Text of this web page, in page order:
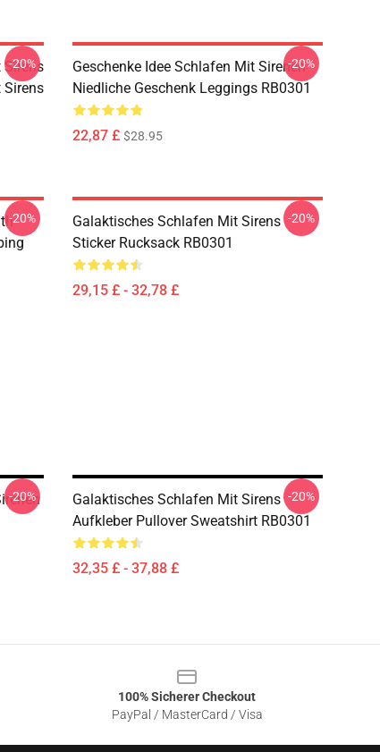
-20%
Geschenke Idee Schlafen Mit Sirenen
Niedliche Geschenk Leggings RB0301
22,87 £ $28.95
-20%
-20%
Galaktisches Schlafen Mit Sirens
Sticker Rucksack RB0301
29,15 £ - 32,78 £
-20%
-20%
Galaktisches Schlafen Mit Sirens
Aufkleber Pullover Sweatshirt RB0301
32,35 £ - 37,88 £
-20%
100% Sicherer Checkout
PayPal / MasterCard / Visa